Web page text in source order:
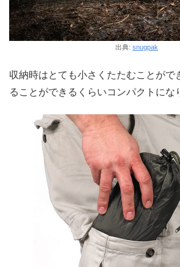
出典: snugpak
収納時はとても小さくたたむことがで
ることができるくらいコンパクトにな